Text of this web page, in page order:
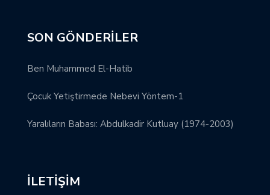
SON GÖNDERILER
Ben Muhammed El-Hatib
Çocuk Yetiştirmede Nebevi Yöntem-1
Yaralıların Babası: Abdulkadir Kutluay (1974-2003)
İLETIŞIM